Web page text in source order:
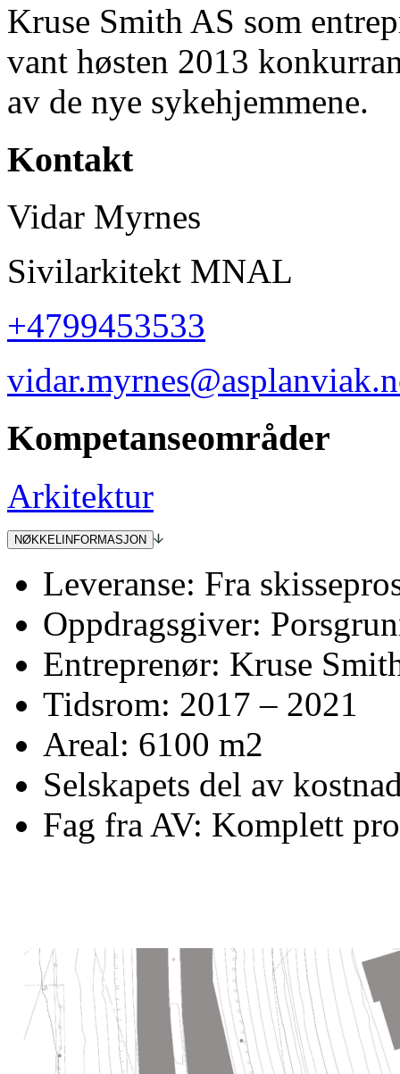
Kruse Smith AS som
vant høsten 2013
av de nye sykehjemmene.
Kontakt
Vidar Myrnes
Sivilarkitekt MNAL
+4799453533
vidar.myrnes
Kompetanseområder
Arkitektur
NØKKELINFORMASJON
Leveranse: Fra
Oppdragsgiver:
Entreprenør: Kruse
Tidsrom: 2017 – 2021
Areal: 6100 m2
Selskapets del av
Fag fra AV: Komplett